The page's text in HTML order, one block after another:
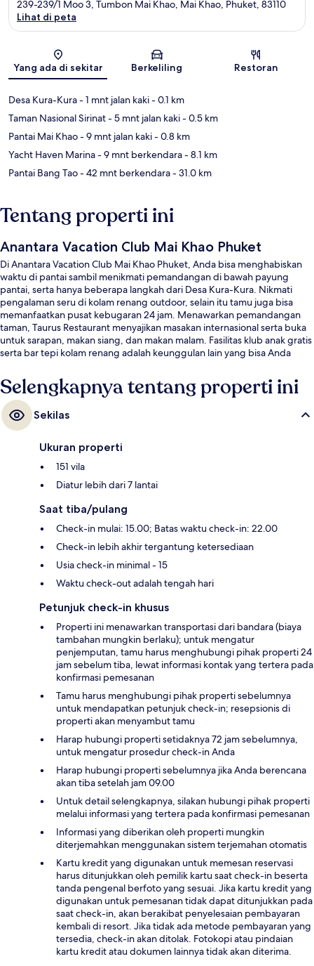
Peta
239-239/1 Moo 3, Tumbon Mai Khao, Mai Khao, Phuket, 83110
Lihat di peta
Yang ada di sekitar Berkeliling Restoran
Desa Kura-Kura- 1 mnt jalan kaki- 0.1 km
Taman Nasional Sirinat- 5 mnt jalan kaki- 0.5 km
Pantai Mai Khao- 9 mnt jalan kaki- 0.8 km
Yacht Haven Marina- 9 mnt berkendara- 8.1 km
Pantai Bang Tao- 42 mnt berkendara- 31.0 km
Tentang properti ini
Anantara Vacation Club Mai Khao Phuket
Di Anantara Vacation Club Mai Khao Phuket, Anda bisa menghabiskan
waktu di pantai sambil menikmati pemandangan di bawah payung
pantai, serta hanya beberapa langkah dari Desa Kura-Kura. Nikmati
pengalaman seru di kolam renang outdoor, selain itu tamu juga bisa
memanfaatkan pusat kebugaran 24 jam. Menawarkan pemandangan
taman, Taurus Restaurant menyajikan masakan internasional serta buka
untuk sarapan, makan siang, dan makan malam. Fasilitas klub anak gratis
serta bar tepi kolam renang adalah keunggulan lain yang bisa Anda
Selengkapnya tentang properti ini
Sekilas
Ukuran properti
151 vila
Diatur lebih dari 7 lantai
Saat tiba/pulang
Check-in mulai: 15.00; Batas waktu check-in: 22.00
Check-in lebih akhir tergantung ketersediaan
Usia check-in minimal - 15
Waktu check-out adalah tengah hari
Petunjuk check-in khusus
Properti ini menawarkan transportasi dari bandara (biaya
tambahan mungkin berlaku); untuk mengatur
penjemputan, tamu harus menghubungi pihak properti 24
jam sebelum tiba, lewat informasi kontak yang tertera pada
konfirmasi pemesanan
Tamu harus menghubungi pihak properti sebelumnya
untuk mendapatkan petunjuk check-in; resepsionis di
properti akan menyambut tamu
Harap hubungi properti setidaknya 72 jam sebelumnya,
untuk mengatur prosedur check-in Anda
Harap hubungi properti sebelumnya jika Anda berencana
akan tiba setelah jam 09.00
Untuk detail selengkapnya, silakan hubungi pihak properti
melalui informasi yang tertera pada konfirmasi pemesanan
Informasi yang diberikan oleh properti mungkin
diterjemahkan menggunakan sistem terjemahan otomatis
Kartu kredit yang digunakan untuk memesan reservasi
harus ditunjukkan oleh pemilik kartu saat check-in beserta
tanda pengenal berfoto yang sesuai. Jika kartu kredit yang
digunakan untuk pemesanan tidak dapat ditunjukkan pada
saat check-in, akan berakibat penyelesaian pembayaran
kembali di resort. Jika tidak ada metode pembayaran yang
tersedia, check-in akan ditolak. Fotokopi atau pindaian
kartu kredit atau dokumen lainnya tidak akan diterima.